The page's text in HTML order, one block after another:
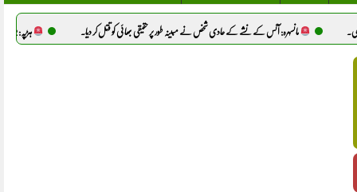
آئس کے نشے کے عادی شخص نے مبینہ طور پر حقیقی بھائی کو قتل کر دیا. ہڑپہ: 12 سالہ بچے سے مبینہ زیادتی، 3 ملزمان گرفتار.